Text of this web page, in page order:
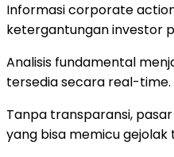
Informasi corporate
ketergantungan investor
Analisis fundamental
tersedia secara real-time.
Tanpa transparansi,
yang bisa memicu gejolak